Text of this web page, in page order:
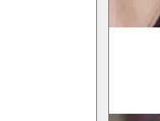
gracefully
的開端。